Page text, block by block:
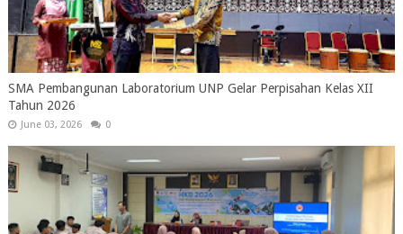
SMA Pembangunan Laboratorium UNP Gelar Perpisahan Kelas XII
Tahun 2026
June 03, 2026 0